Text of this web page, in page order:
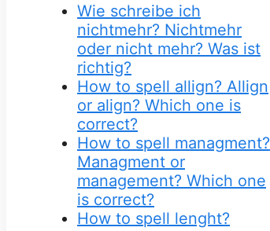
Wie schreibe ich
nichtmehr? Nichtmehr
oder nicht mehr? Was ist
richtig?
How to spell allign? Allign
or align? Which one is
correct?
How to spell managment?
Managment or
management? Which one
is correct?
How to spell lenght?